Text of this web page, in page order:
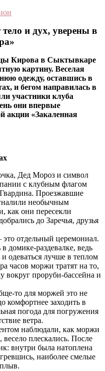
и дух, уверены в
Кирова в Сыктывкаре
картину. Веселая
одежду, оставшись в
и бегом направилась в
участники клуба
они впервые
акции «Закаленная
Дед Мороз и символ
с клубным флагом
Проезжавшие
необычным
как они пересекли
до Заречья, друзья
отдельный церемониал.
домике-раздевалке, ведь
одеваться лучше в теплом
часов моржи тратят на то,
вокруг проруби-бассейна и
то для моржей это не
комфортнее заходить в
погода для погружения
ветра.
наблюдали, как моржи
плескались. После
внутри была натоплена
наиболее смелые